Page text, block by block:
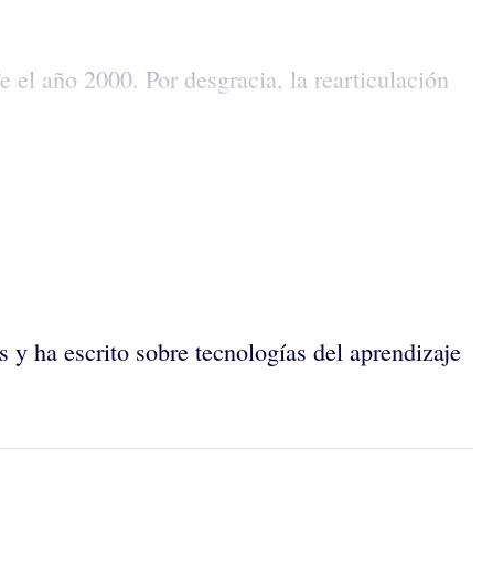
el año 2000. Por desgracia, la rearticulación
y ha escrito sobre tecnologías del aprendizaje